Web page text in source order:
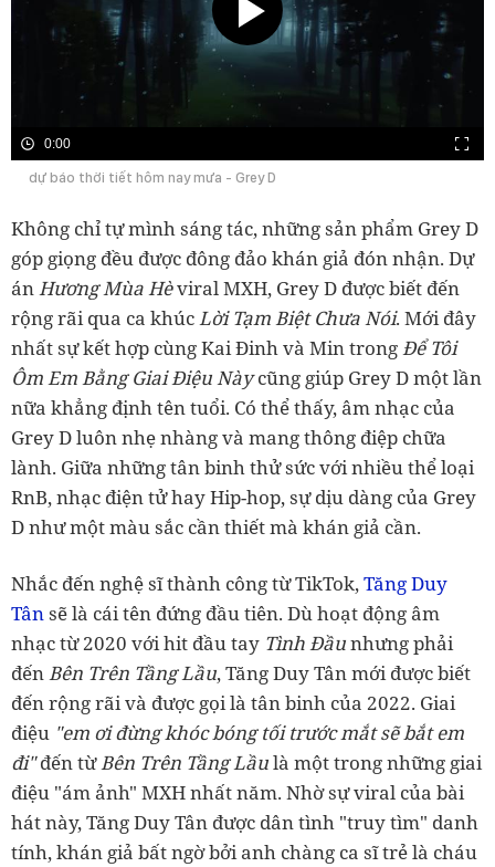
0:00
dự báo thời tiết hôm nay mưa - Grey D
Không chỉ tự mình sáng tác, những sản phẩm Grey D
góp giọng đều được đông đảo khán giả đón nhận. Dự
ánHương Mùa Hèviral MXH, Grey D được biết đến
rộng rãi qua ca khúcLời Tạm Biệt Chưa Nói. Mới đây
nhất sự kết hợp cùng Kai Đinh và Min trongĐể Tôi
Ôm Em Bằng Giai Điệu Nàycũng giúp Grey D một lần
nữa khẳng định tên tuổi. Có thể thấy, âm nhạc của
Grey D luôn nhẹ nhàng và mang thông điệp chữa
lành. Giữa những tân binh thử sức với nhiều thể loại
RnB, nhạc điện tử hay Hip-hop, sự dịu dàng của Grey
D như một màu sắc cần thiết mà khán giả cần.
Nhắc đến nghệ sĩ thành công từ TikTok,Tăng Duy
Tânsẽ là cái tên đứng đầu tiên. Dù hoạt động âm
nhạc từ 2020 với hit đầu tay Tình Đầunhưng phải
đếnBên Trên Tầng Lầu, Tăng Duy Tân mới được biết
đến rộng rãi và được gọi là tân binh của 2022. Giai
điệu "em ơi đừng khóc bóng tối trước mắt sẽ bắt em
đi"đến từBên Trên Tầng Lầulà một trong những giai
điệu "ám ảnh" MXH nhất năm. Nhờ sự viral của bài
hát này, Tăng Duy Tân được dân tình "truy tìm" danh
tính, khán giả bất ngờ bởi anh chàng ca sĩ trẻ là cháu